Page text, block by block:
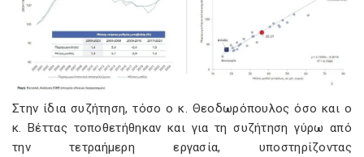
Στην ίδια συζήτηση, τόσο ο κ. Θεοδωρόπουλος όσο και ο
κ. Βέττας τοποθετήθηκαν και για τη συζήτηση γύρω από
την τετραήμερη εργασία, υποστηρίζοντας